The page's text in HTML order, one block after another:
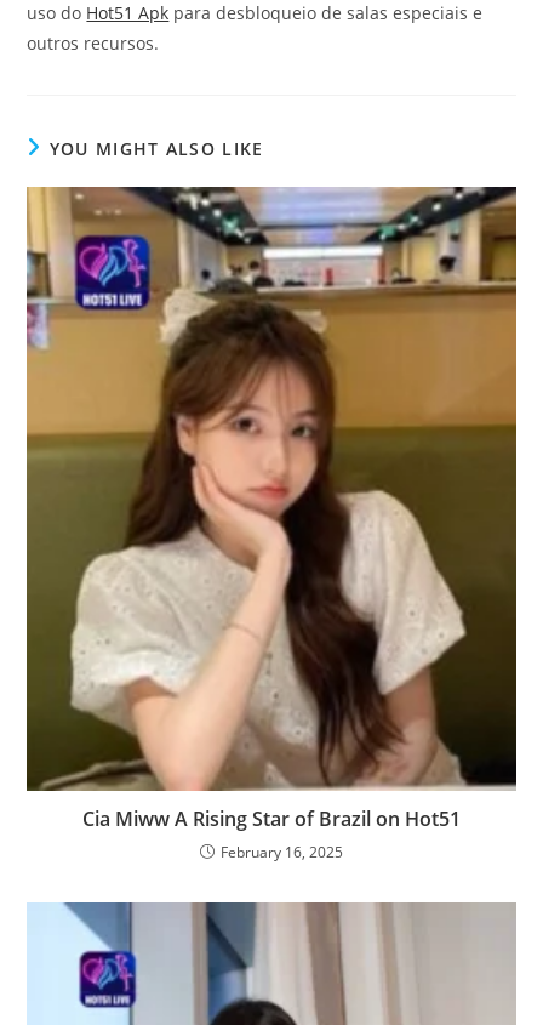
uso do Hot51 Apk para desbloqueio de salas especiais e
outros recursos.
YOU MIGHT ALSO LIKE
Cia Miww A Rising Star of Brazil on Hot51
February 16, 2025